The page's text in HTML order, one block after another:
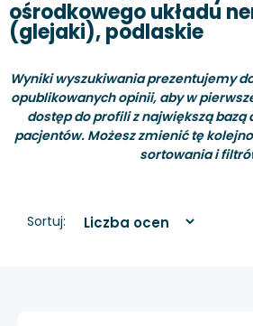
ośrodkowego układu
(glejaki), podlaskie
Wyniki wyszukiwania prezentujemy
opublikowanych opinii, aby w
dostęp do profili z największą bazą
pacjentów. Możesz zmienić tę
sortowania i
Sortuj: